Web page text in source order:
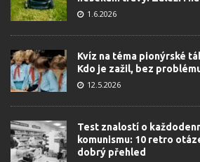
1.6.2026
Kvíz na téma pionýrské
Kdo je zažil, bez
12.5.2026
Test znalostí o
komunismu: 10 retro
dobrý přehled